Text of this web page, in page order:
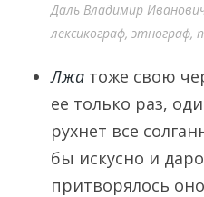
Даль Владимир
лексикограф, этнограф,
Лжа тоже свою
ее только раз,
рухнет все
бы искусно и
притворялось